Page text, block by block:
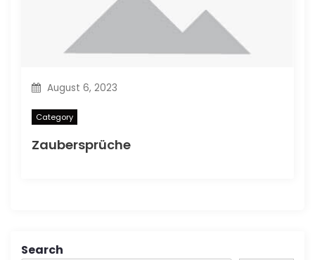
August 6, 2023
Category
Zaubersprüche
Search